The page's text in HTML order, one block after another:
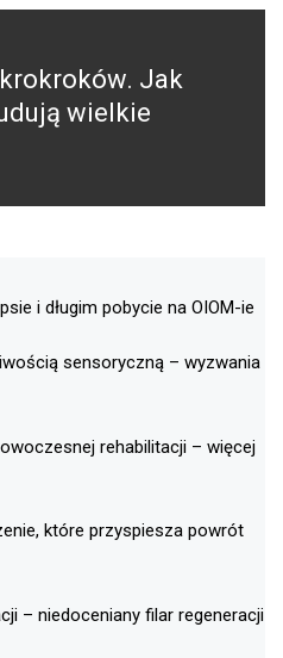
Jak
wielkie
i długim pobycie na OIOM-ie
sensoryczną – wyzwania
rehabilitacji – więcej
które przyspiesza powrót
– niedoceniany filar regeneracji